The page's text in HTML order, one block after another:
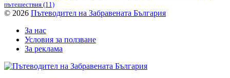
пътешествия (11)
© 2026 Пътеводител на Забравената България
За нас
Условия за ползване
За реклама